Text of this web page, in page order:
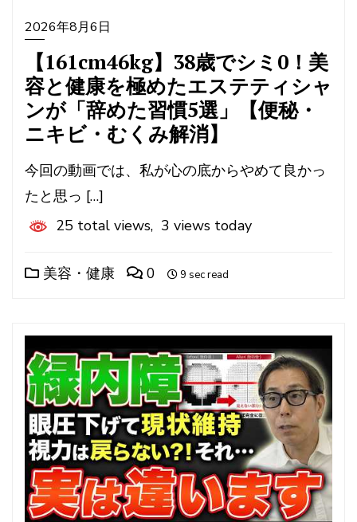
2026年8月6日
【161cm46kg】38歳でシミ0！美
容と健康を極めたエステティシャ
ンが「辞めた習慣5選」【便秘・
ニキビ・むくみ解消】
今回の動画では、私が心の底からやめて良かっ
たと思っ […]
25 total views, 3 views today
美容・健康 0 9 sec read